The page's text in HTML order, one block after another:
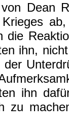
Dean
die
ihn,
ihn
zu